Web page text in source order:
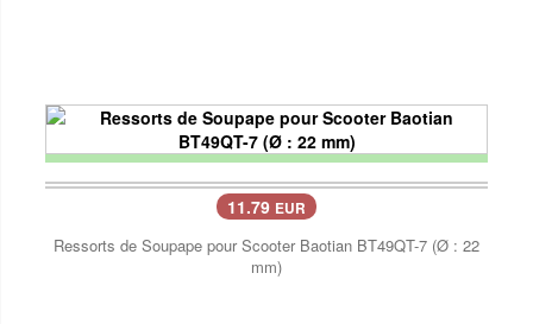
11.79 EUR
Ressorts de Soupape pour Scooter Baotian BT49QT-7 (Ø : 22
mm)